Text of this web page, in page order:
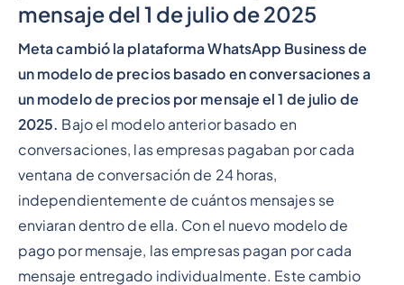
mensaje del 1 de julio de 2025
Meta cambió la plataforma WhatsApp Business de
un modelo de precios basado en conversaciones a
un modelo de precios por mensaje el 1 de julio de
2025. Bajo el modelo anterior basado en
conversaciones, las empresas pagaban por cada
ventana de conversación de 24 horas,
independientemente de cuántos mensajes se
enviaran dentro de ella. Con el nuevo modelo de
pago por mensaje, las empresas pagan por cada
mensaje entregado individualmente. Este cambio